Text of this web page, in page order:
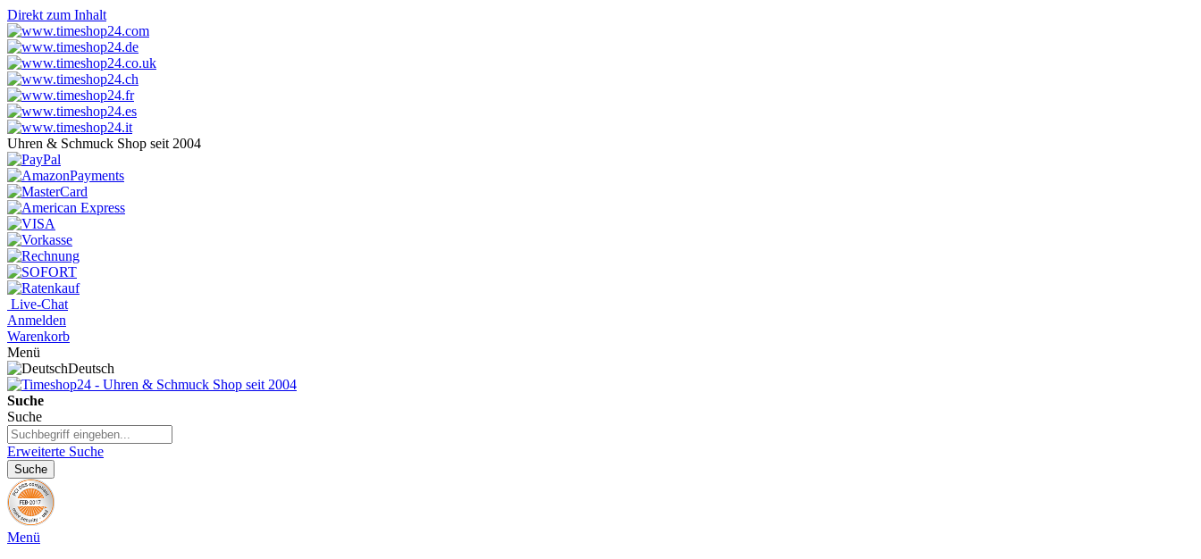
Direkt zum Inhalt
Uhren & Schmuck Shop seit 2004
Live-Chat
Anmelden
Warenkorb
Menü
Deutsch
Suche
Suche
Erweiterte Suche
Suche
Menü